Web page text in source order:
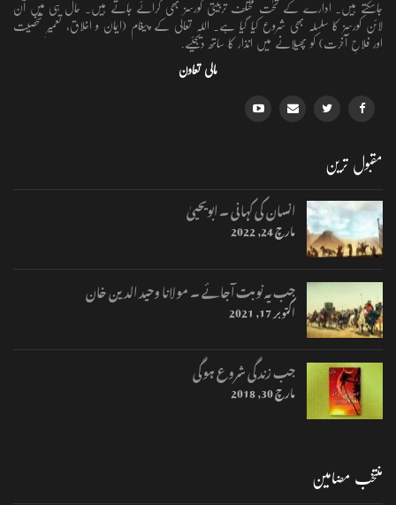
جاسکتے ہیں۔ ادارے کے تحت مختلف تربیتی کورسز بھی کرائے جاتے ہیں۔ حال ہی میں آن
لائن کورسز کا سلسلہ بھی شروع کیا گیا ہے۔ اللہ تعالٰی کے پیغام (ایمان و اخلاق، تعمیرِ شخصیت
اور فلاحِ آخرت) کو پھیلانے میں انذار کا ساتھ دیجئیے.
مالی تعاون
مقبول ترین
انسان کی کہانی ۔ ابویحییٰ
مارچ 24, 2022
جب یہ نوبت آجائے ۔ مولانا وحید الدین خان
اکتوبر 17, 2021
جب زندگی شروع ہوگی
مارچ 30, 2018
منتخب مضامین